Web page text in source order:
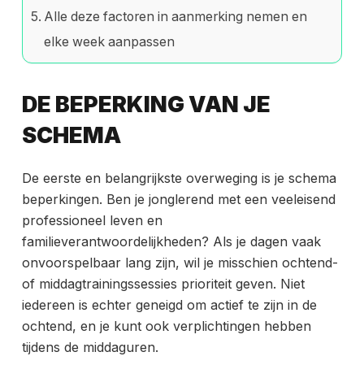
Alle deze factoren in aanmerking nemen en
elke week aanpassen
DE BEPERKING VAN JE
SCHEMA
De eerste en belangrijkste overweging is je schema
beperkingen. Ben je jonglerend met een veeleisend
professioneel leven en
familieverantwoordelijkheden? Als je dagen vaak
onvoorspelbaar lang zijn, wil je misschien ochtend-
of middagtrainingssessies prioriteit geven. Niet
iedereen is echter geneigd om actief te zijn in de
ochtend, en je kunt ook verplichtingen hebben
tijdens de middaguren.